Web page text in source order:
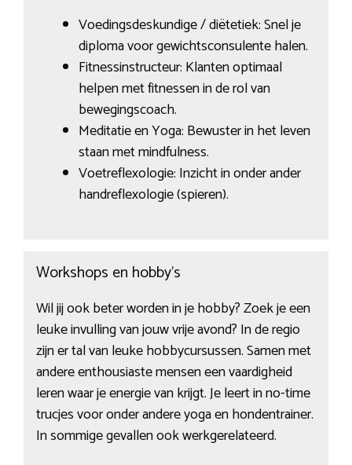
Voedingsdeskundige / diëtetiek: Snel je
diploma voor gewichtsconsulente halen.
Fitnessinstructeur: Klanten optimaal
helpen met fitnessen in de rol van
bewegingscoach.
Meditatie en Yoga: Bewuster in het leven
staan met mindfulness.
Voetreflexologie: Inzicht in onder ander
handreflexologie (spieren).
Workshops en hobby’s
Wil jij ook beter worden in je hobby? Zoek je een
leuke invulling van jouw vrije avond? In de regio
zijn er tal van leuke hobbycursussen. Samen met
andere enthousiaste mensen een vaardigheid
leren waar je energie van krijgt. Je leert in no-time
trucjes voor onder andere yoga en hondentrainer.
In sommige gevallen ook werkgerelateerd.